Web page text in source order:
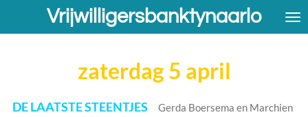
Vrijwilligersbanktynaarlo
zaterdag 5 april
DE LAATSTE STEENTJES Gerda Boersema en Marchien